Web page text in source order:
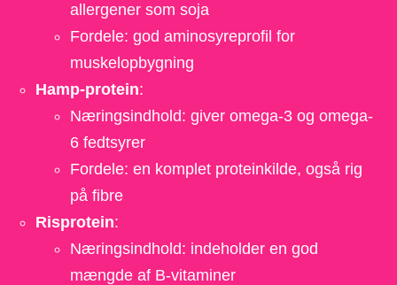
allergener som soja
Fordele: god aminosyreprofil for
muskelopbygning
Hamp-protein:
Næringsindhold: giver omega-3 og omega-
6 fedtsyrer
Fordele: en komplet proteinkilde, også rig
på fibre
Risprotein:
Næringsindhold: indeholder en god
mængde af B-vitaminer